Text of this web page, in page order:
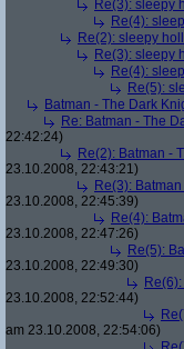
Re(3): sleepy
Re(4):
Re(2): sleepy
Re(3): sleepy
Re(4):
Re(5):
Batman - The Dark
Re: Batman - The
22:42:24)
Re(2): Batman -
23.10.2008, 22:43:21)
Re(3):
23.10.2008, 22:45:39)
Re(4):
23.10.2008, 22:47:26)
Re(5):
23.10.2008, 22:49:30)
23.10.2008, 22:52:44)
am 23.10.2008, 22:54:06)